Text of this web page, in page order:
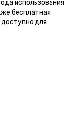
использования
бесплатная
для